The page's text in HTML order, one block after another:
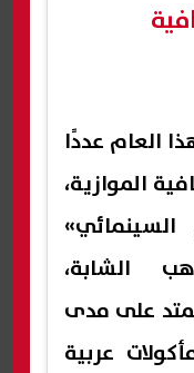
العام عددًا
الموازية،
الشابة،
على مدى
عربية